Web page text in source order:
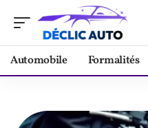
Automobile Formalités